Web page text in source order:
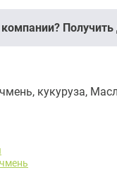
Получить
кукуруза,